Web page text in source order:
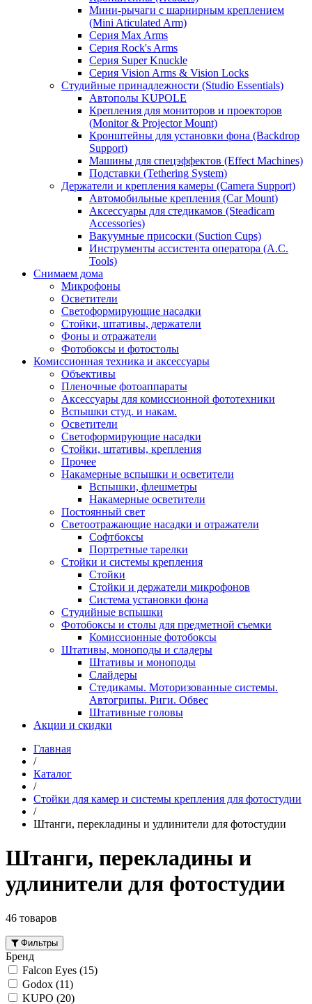
Мини-рычаги с шарнирным креплением
(Mini Aticulated Arm)
Серия Max Arms
Серия Rock's Arms
Серия Super Knuckle
Серия Vision Arms & Vision Locks
Студийные принадлежности (Studio Essentials)
Автополы KUPOLE
Крепления для мониторов и проекторов
(Monitor & Projector Mount)
Кронштейны для установки фона (Backdrop
Support)
Машины для спецэффектов (Effect Machines)
Подставки (Tethering System)
Держатели и крепления камеры (Camera Support)
Автомобильные крепления (Car Mount)
Аксессуары для стедикамов (Steadicam
Accessories)
Вакуумные присоски (Suction Cups)
Инструменты ассистента оператора (A.C.
Tools)
Снимаем дома
Микрофоны
Осветители
Светоформирующие насадки
Стойки, штативы, держатели
Фоны и отражатели
Фотобоксы и фотостолы
Комиссионная техника и аксессуары
Объективы
Пленочные фотоаппараты
Аксессуары для комиссионной фототехники
Вспышки студ. и накам.
Осветители
Светоформирующие насадки
Стойки, штативы, крепления
Прочее
Накамерные вспышки и осветители
Вспышки, флешметры
Накамерные осветители
Постоянный свет
Светоотражающие насадки и отражатели
Софтбоксы
Портретные тарелки
Стойки и системы крепления
Стойки
Стойки и держатели микрофонов
Система установки фона
Студийные вспышки
Фотобоксы и столы для предметной съемки
Комиссионные фотобоксы
Штативы, моноподы и сладеры
Штативы и моноподы
Слайдеры
Стедикамы. Моторизованные системы.
Автогрипы. Риги. Обвес
Штативные головы
Акции и скидки
Главная
/
Каталог
/
Стойки для камер и системы крепления для фотостудии
/
Штанги, перекладины и удлинители для фотостудии
Штанги, перекладины и
удлинители для фотостудии
46 товаров
Фильтры
Бренд
Falcon Eyes (15)
Godox (11)
KUPO (20)